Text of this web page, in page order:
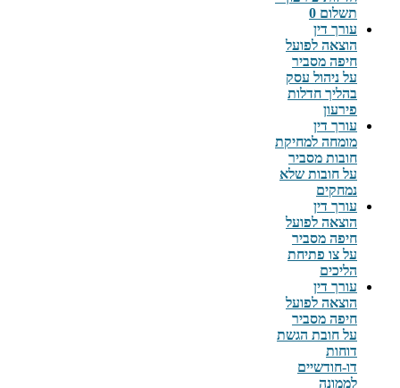
תשלום 0
עורך דין
הוצאה לפועל
חיפה מסביר
על ניהול עסק
בהליך חדלות
פירעון
עורך דין
מומחה למחיקת
חובות מסביר
על חובות שלא
נמחקים
עורך דין
הוצאה לפועל
חיפה מסביר
על צו פתיחת
הליכים
עורך דין
הוצאה לפועל
חיפה מסביר
על חובת הגשת
דוחות
דו-חודשיים
לממונה